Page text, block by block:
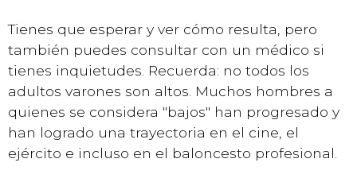
Tienes que esperar y ver cómo resulta, pero
también puedes consultar con un médico si
tienes inquietudes. Recuerda: no todos los
adultos varones son altos. Muchos hombres a
quienes se considera "bajos" han progresado y
han logrado una trayectoria en el cine, el
ejército e incluso en el baloncesto profesional.